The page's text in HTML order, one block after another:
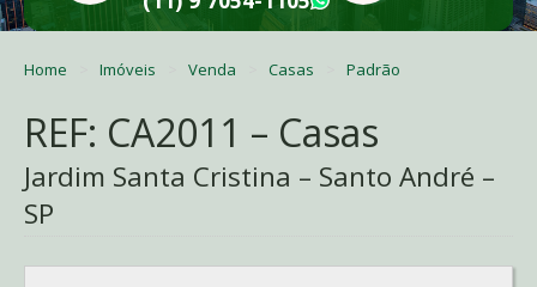
Home Imóveis Venda Casas Padrão
REF: CA2011 – Casas
Jardim Santa Cristina – Santo André –
SP